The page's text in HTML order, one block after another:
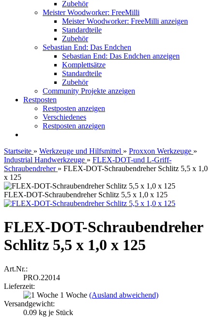
Zubehör
Meister Woodworker: FreeMilli
Meister Woodworker: FreeMilli anzeigen
Standardteile
Zubehör
Sebastian End: Das Endchen
Sebastian End: Das Endchen anzeigen
Komplettsätze
Standardteile
Zubehör
Community Projekte anzeigen
Restposten
Restposten anzeigen
Verschiedenes
Restposten anzeigen
Startseite » Werkzeuge und Hilfsmittel » Proxxon Werkzeuge »
Industrial Handwerkzeuge » FLEX-DOT-und L-Griff-
Schraubendreher » FLEX-DOT-Schraubendreher Schlitz 5,5 x 1,0
x 125
FLEX-DOT-Schraubendreher Schlitz 5,5 x 1,0 x 125
FLEX-DOT-Schraubendreher
Schlitz 5,5 x 1,0 x 125
Art.Nr.:
PRO.22014
Lieferzeit:
1 Woche (Ausland abweichend)
Versandgewicht:
0.09 kg je Stück